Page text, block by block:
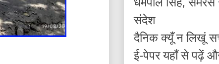
संदेश
दैनिक क्यूँ न लिखूं
ई-पेपर यहाँ से पढ़ें